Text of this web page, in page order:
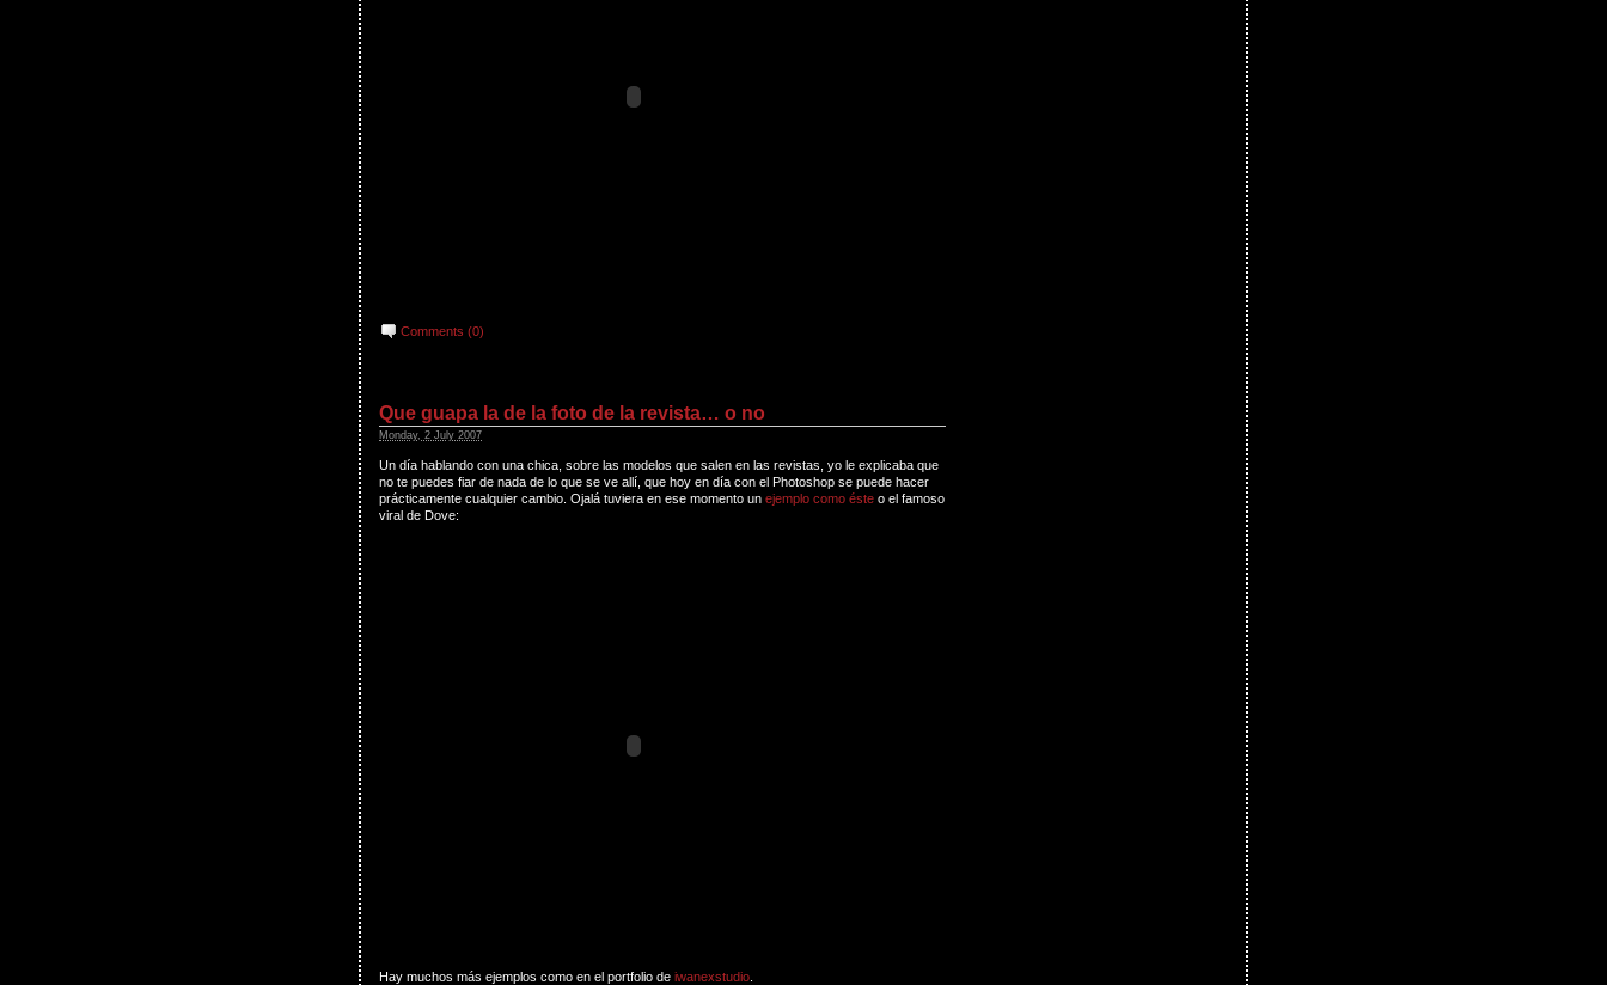
Comments (0)
Que guapa la de la foto de la revista… o no
Monday, 2 July 2007
Un día hablando con una chica, sobre las modelos que salen en las revistas, yo le explicaba que
no te puedes fiar de nada de lo que se ve allí, que hoy en día con el Photoshop se puede hacer
prácticamente cualquier cambio. Ojalá tuviera en ese momento un ejemplo como éste o el famoso
viral de Dove:
Hay muchos más ejemplos como en el portfolio de iwanexstudio